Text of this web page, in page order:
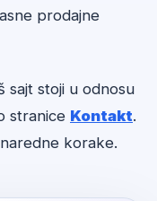
prodajne
sajt stoji u odnosu
stranice Kontakt.
korake.